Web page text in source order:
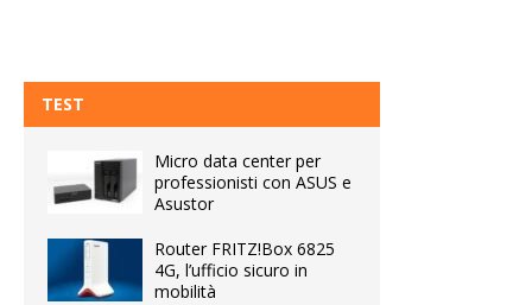
TEST
Micro data center per
professionisti con ASUS e
Asustor
Router FRITZ!Box 6825
4G, l’ufficio sicuro in
mobilità